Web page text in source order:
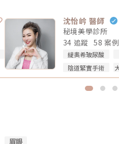
沈怡岒 醫師
秘境美學診所
34 追蹤 58 案例
緹奧希玻尿酸
陰道緊實手術
眉眼